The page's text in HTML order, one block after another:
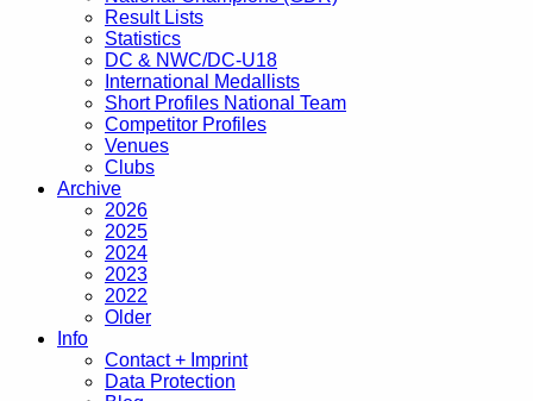
Result Lists
Statistics
DC & NWC/DC-U18
International Medallists
Short Profiles National Team
Competitor Profiles
Venues
Clubs
Archive
2026
2025
2024
2023
2022
Older
Info
Contact + Imprint
Data Protection